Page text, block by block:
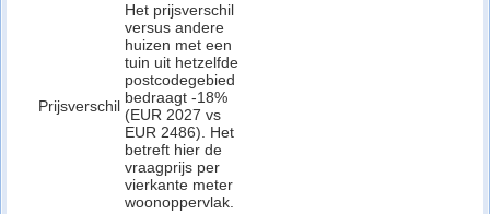
Prijsverschil
Het prijsverschil
versus andere
huizen met een
tuin uit hetzelfde
postcodegebied
bedraagt -18%
(EUR 2027 vs
EUR 2486). Het
betreft hier de
vraagprijs per
vierkante meter
woonoppervlak.